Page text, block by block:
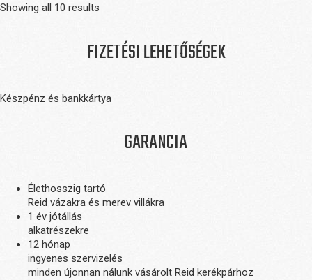
Showing all 10 results
FIZETÉSI LEHETŐSÉGEK
Készpénz és bankkártya
GARANCIA
Élethosszig tartó
Reid vázakra és merev villákra
1 év jótállás
alkatrészekre
12 hónap
ingyenes szervizelés
minden újonnan nálunk vásárolt Reid kerékpárhoz